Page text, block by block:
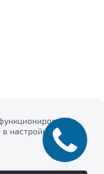
настройках
вы соглашаетесь